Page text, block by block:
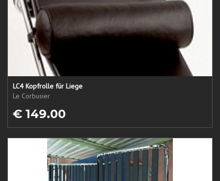
LC4 Kopfrolle für Liege
Le Corbusier
€ 149.00